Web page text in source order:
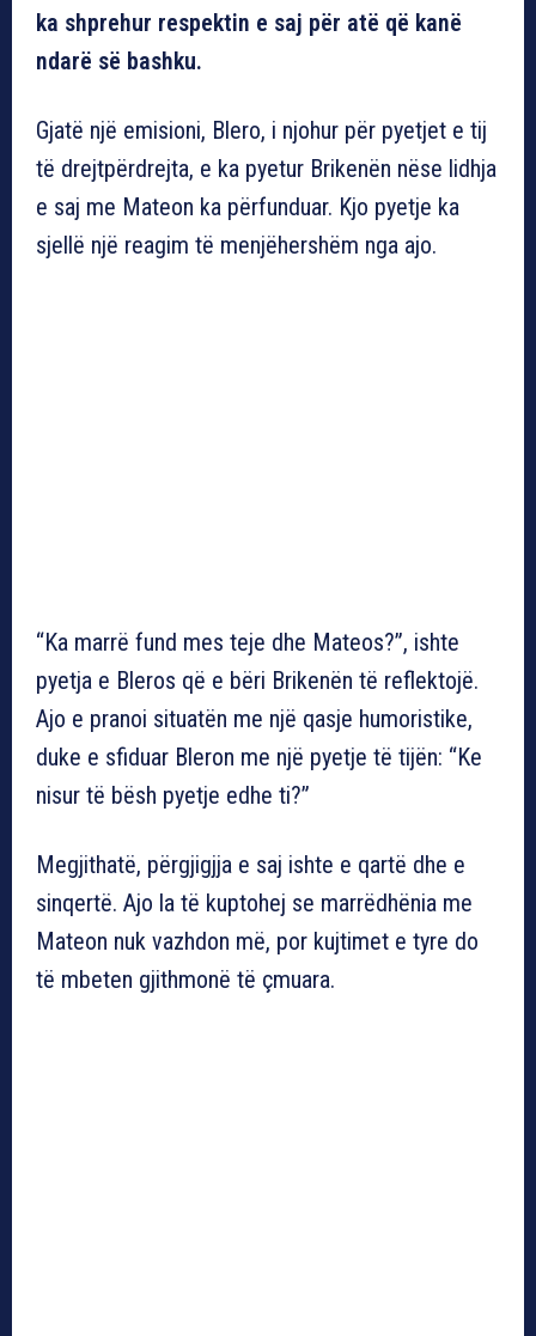
ka shprehur respektin e saj për atë që kanë
ndarë së bashku.
Gjatë një emisioni, Blero, i njohur për pyetjet e tij
të drejtpërdrejta, e ka pyetur Brikenën nëse lidhja
e saj me Mateon ka përfunduar. Kjo pyetje ka
sjellë një reagim të menjëhershëm nga ajo.
“Ka marrë fund mes teje dhe Mateos?”, ishte
pyetja e Bleros që e bëri Brikenën të reflektojë.
Ajo e pranoi situatën me një qasje humoristike,
duke e sfiduar Bleron me një pyetje të tijën: “Ke
nisur të bësh pyetje edhe ti?”
Megjithatë, përgjigjja e saj ishte e qartë dhe e
sinqertë. Ajo la të kuptohej se marrëdhënia me
Mateon nuk vazhdon më, por kujtimet e tyre do
të mbeten gjithmonë të çmuara.